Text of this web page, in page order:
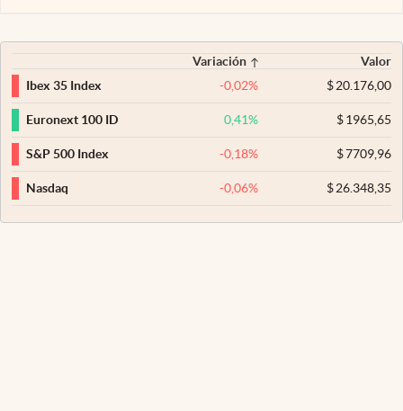
Variación
Valor
Ibex 35 Index
-0,02% $20.176,00
Euronext 100 ID 0,41% $1965,65
S&P 500 Index -0,18% $7709,96
Nasdaq -0,06% $26.348,35